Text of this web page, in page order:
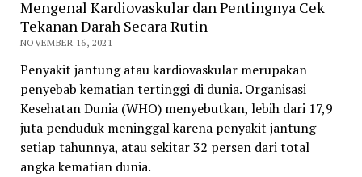
Mengenal Kardiovaskular dan Pentingnya Cek
Tekanan Darah Secara Rutin
NOVEMBER 16, 2021
Penyakit jantung atau kardiovaskular merupakan
penyebab kematian tertinggi di dunia. Organisasi
Kesehatan Dunia (WHO) menyebutkan, lebih dari 17,9
juta penduduk meninggal karena penyakit jantung
setiap tahunnya, atau sekitar 32 persen dari total
angka kematian dunia.